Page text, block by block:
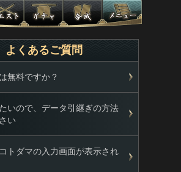
よくあるご質問
無料ですか？
いので、データ引継ぎの方法
い
トダマの入力画面が表示され